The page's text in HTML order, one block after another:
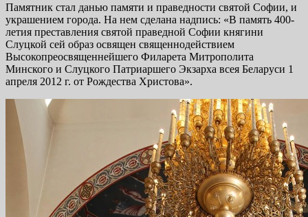
Памятник стал данью памяти и праведности святой Софии, и
украшением города. На нем сделана надпись: «В память 400-
летия преставления святой праведной Софии княгини
Слуцкой сей образ освящен священнодействием
Высокопреосвященнейшего Филарета Митрополита
Минского и Слуцкого Патриаршего Экзарха всея Беларуси 1
апреля 2012 г. от Рождества Христова».